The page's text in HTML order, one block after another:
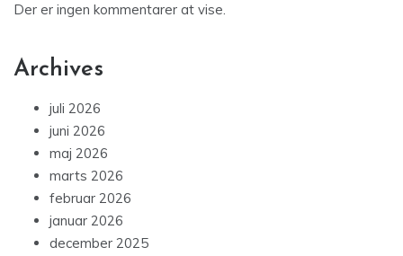
Der er ingen kommentarer at vise.
Archives
juli 2026
juni 2026
maj 2026
marts 2026
februar 2026
januar 2026
december 2025